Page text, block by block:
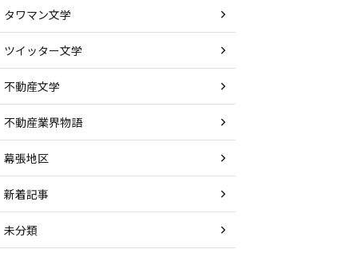
タワマン文学
ツイッター文学
不動産文学
不動産業界物語
幕張地区
新着記事
未分類